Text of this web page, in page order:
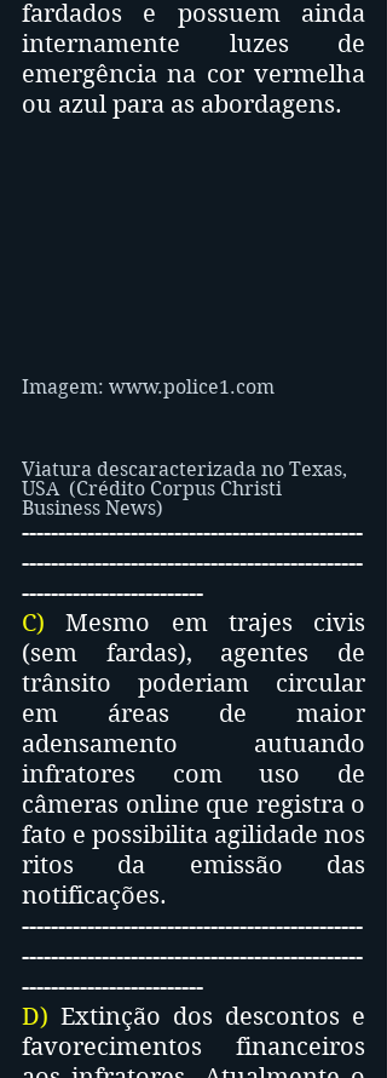
fardados e possuem ainda
internamente luzes de
emergência na cor vermelha
ou azul para as abordagens.
Imagem: www.police1.com
Viatura descaracterizada no Texas,
USA  (Crédito Corpus Christi
Business News)
-----------------------------------------------
-----------------------------------------------
-------------------------
C) Mesmo em trajes civis
(sem fardas), agentes de
trânsito poderiam circular
em áreas de maior
adensamento autuando
infratores com uso de
câmeras online que registra o
fato e possibilita agilidade nos
ritos da emissão das
notificações.
-----------------------------------------------
-----------------------------------------------
-------------------------
D) Extinção dos descontos e
favorecimentos financeiros